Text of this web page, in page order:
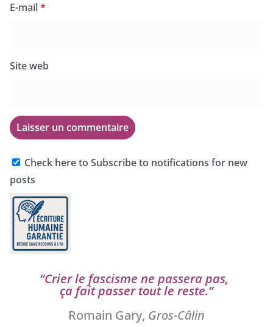
E-mail*
Site web
Check here to Subscribe to notifications for new
posts
“Crier le fas­cisme ne pas­se­ra pas,
ça fait pas­ser tout le reste.”
Romain Gary, Gros-Câlin